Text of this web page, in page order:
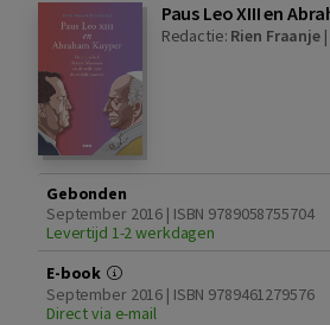
Paus Leo XIII en
Redactie: Rien Fraanje|
Gebonden
September 2016 | ISBN 9789058755704
Levertijd 1-2 werkdagen
E-book
September 2016 | ISBN 9789461279576
Direct via e-mail